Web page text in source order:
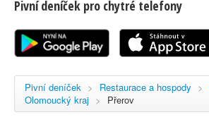
Registrace
Pivní deníček pro chytré telefony
Pivní deníček > Restaurace a hospody >
Olomoucký kraj > Přerov